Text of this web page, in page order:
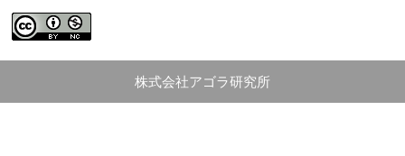
株式会社アゴラ研究所